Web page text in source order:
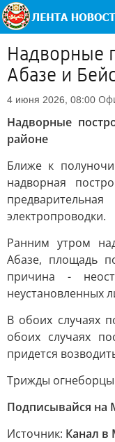
Надворные
Абазе и
4 июня 2026, 08:00
Надворные
районе
Ближе к
надворная
электропроводки.
Ранним утром
Абазе, площадь
причина -
неустановленных
В обоих случаях
обоих случаях
придется
Трижды
Подписывайся на
Источник: Канал в